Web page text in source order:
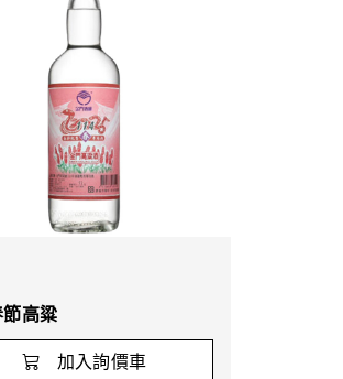
高粱
加入詢價車